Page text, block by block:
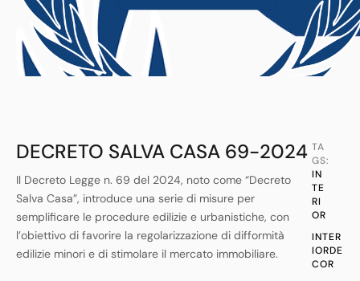
DECRETO SALVA CASA 69-2024
Il Decreto Legge n. 69 del 2024, noto come “Decreto
Salva Casa”, introduce una serie di misure per
semplificare le procedure edilizie e urbanistiche, con
l’obiettivo di favorire la regolarizzazione di difformità
edilizie minori e di stimolare il mercato immobiliare.
TA
GS:
IN
TE
RI
OR
INTER
IORDE
COR